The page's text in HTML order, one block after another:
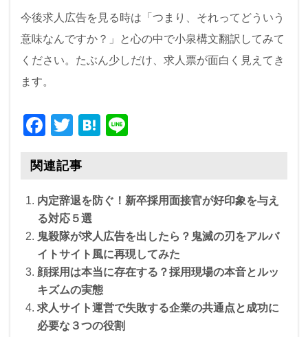
今後求人広告を見る時は「つまり、それってどういう
意味なんですか？」と心の中で小泉構文翻訳してみて
ください。たぶん少しだけ、求人票が面白く見えてき
ます。
F
c
e
b
o
o
k
T
tt
er
H
n
a
関連記事
内定辞退を防ぐ！新卒採用面接官が好印象を与え
る対応５選
鬼殺隊が求人広告を出したら？鬼滅の刃をアルバ
イトサイト風に再現してみた
顔採用は本当に存在する？採用現場の本音とルッ
キズムの実態
求人サイト運営で失敗する企業の共通点と成功に
必要な３つの役割